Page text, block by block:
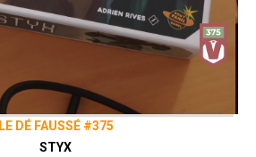
LE DÉ FAUSSÉ #375
STYX